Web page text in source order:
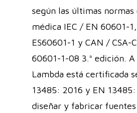
según las últimas normas
médica IEC / EN 60601-
ES60601-1 y CAN / CSA-
60601-1-08 3.ª edición.
Lambda está certificada
13485: 2016 y EN
diseñar y fabricar